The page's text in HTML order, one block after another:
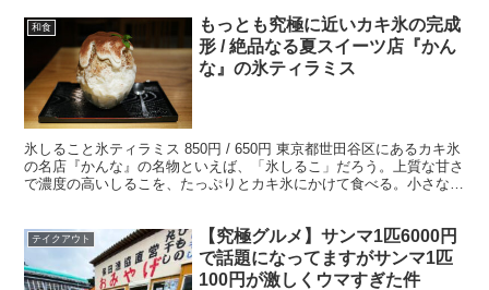
和食
もっとも究極に近いカキ氷の完成
形 / 絶品なる夏スイーツ店『かん
な』の氷ティラミス
氷しること氷ティラミス 850円 / 650円 東京都世田谷区にあるカキ氷
の名店『かんな』の名物といえば、「氷しるこ」だろう。上質な甘さ
で濃度の高いしるこを、たっぷりとカキ氷にかけて食べる。小さな器
テイクアウト
【究極グルメ】サンマ1匹6000円
で話題になってますがサンマ1匹
100円が激しくウマすぎた件